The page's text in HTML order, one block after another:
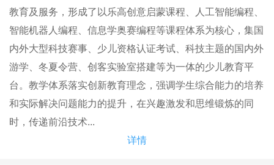
教育及服务，形成了以乐高创意启蒙课程、人工智能编程、
智能机器人编程、信息学奥赛编程等课程体系为核心，集国
内外大型科技赛事、少儿资格认证考试、科技主题的国内外
游学、冬夏令营、创客实验室搭建等为一体的少儿教育平
台。教学体系落实创新教育理念，强调学生综合能力的培养
和实际解决问题能力的提升，在兴趣激发和思维锻炼的同
时，传递前沿技术...
详情